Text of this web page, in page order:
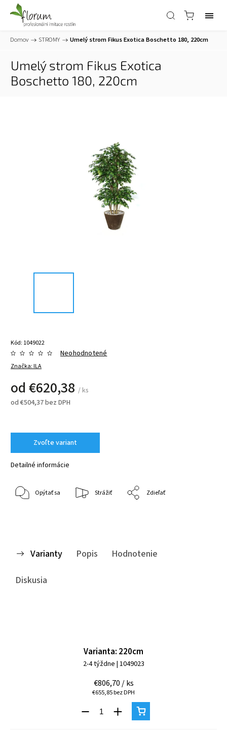
Domov / STROMY / Umelý strom Fikus Exotica Boschetto 180, 220cm
Umelý strom Fikus Exotica
Boschetto 180, 220cm
Kód: 1049022
Značka:ILA
Neohodnotené
od €620,38 / ks
od €504,37bez DPH
Zvoľte variant
Detailné informácie
Opýtať sa Strážiť Zdieľať
Varianty Popis
Hodnotenie
Diskusia
Varianta: 220cm
2-4 týždne | 1049023
€806,70 / ks
€655,85 bez DPH